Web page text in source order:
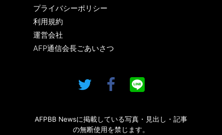
プライバシーポリシー
利用規約
運営会社
AFP通信会長ごあいさつ
AFPBB Newsに掲載している写真・見出し・記事
の無断使用を禁じます。